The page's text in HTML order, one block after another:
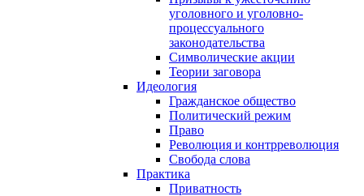
уголовного и уголовно-
процессуального
законодательства
Символические акции
Теории заговора
Идеология
Гражданское общество
Политический режим
Право
Революция и контрреволюция
Свобода слова
Практика
Приватность